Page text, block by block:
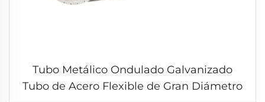
Tubo Metálico Ondulado Galvanizado
Tubo de Acero Flexible de Gran Diámetro